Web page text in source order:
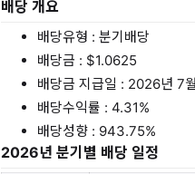
배당 개요
배당유형 : 분기배당
배당금 : $1.0625
배당금 지급일 : 2026년 7
배당수익률 : 4.31%
배당성향 : 943.75%
2026년 분기별 배당 일정